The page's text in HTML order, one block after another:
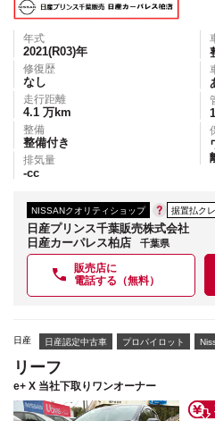
年式
2021(R03)年
修復歴
なし
走行距離
4.1 万km
整備
整備付き
排気量
-cc
NISSANクオリティショップ 据置払ク
日産プリンス千葉販売株式会社
日産カーパレス柏店
千葉県
販売店に
電話する（無料）
日産 日産認定中古車 プロパイロット
リーフ
e+ X 当社下取りワンオーナー